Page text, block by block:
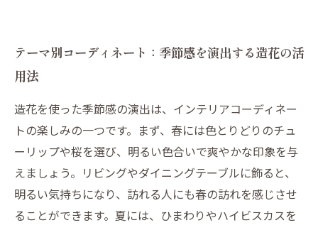
テーマ別コーディネート：季節感を演出する造花の活
用法
造花を使った季節感の演出は、インテリアコーディネー
トの楽しみの一つです。まず、春には色とりどりのチュ
ーリップや桜を選び、明るい色合いで爽やかな印象を与
えましょう。リビングやダイニングテーブルに飾ると、
明るい気持ちになり、訪れる人にも春の訪れを感じさせ
ることができます。夏には、ひまわりやハイビスカスを